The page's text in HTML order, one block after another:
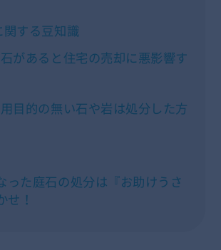
関する豆知識
があると住宅の売却に悪影響す
目的の無い石や岩は処分した方
った庭石の処分は『お助けうさ
せ！